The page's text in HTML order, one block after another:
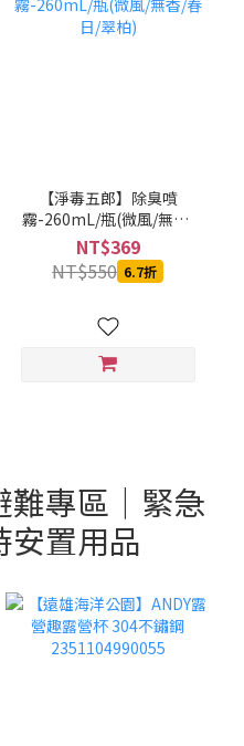
【淨毒五郎】除臭噴
霧-260mL/瓶(微風/無香/
春日/翠柏)
NT$369
NT$550 6.7折
難專區｜緊急
安置用品